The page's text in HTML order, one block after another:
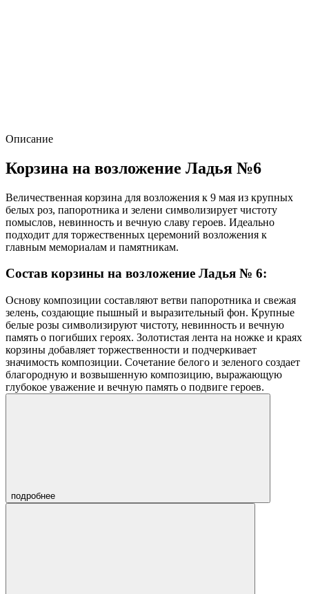
Описание
Корзина на возложение Ладья №6
Величественная корзина для возложения к 9 мая из крупных
белых роз, папоротника и зелени символизирует чистоту
помыслов, невинность и вечную славу героев. Идеально
подходит для торжественных церемоний возложения к
главным мемориалам и памятникам.
Состав корзины на возложение Ладья № 6:
Основу композиции составляют ветви папоротника и свежая
зелень, создающие пышный и выразительный фон. Крупные
белые розы символизируют чистоту, невинность и вечную
память о погибших героях. Золотистая лента на ножке и краях
корзины добавляет торжественности и подчеркивает
значимость композиции. Сочетание белого и зеленого создает
благородную и возвышенную композицию, выражающую
глубокое уважение и вечную память о подвиге героев.
подробнее